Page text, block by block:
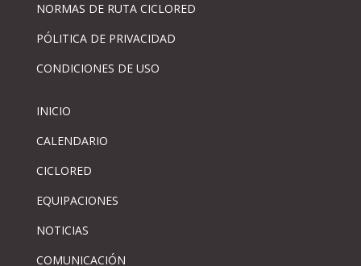
NORMAS DE RUTA CICLORED
PÓLITICA DE PRIVACIDAD
CONDICIONES DE USO
INICIO
CALENDARIO
CICLORED
EQUIPACIONES
NOTICIAS
COMUNICACIÓN